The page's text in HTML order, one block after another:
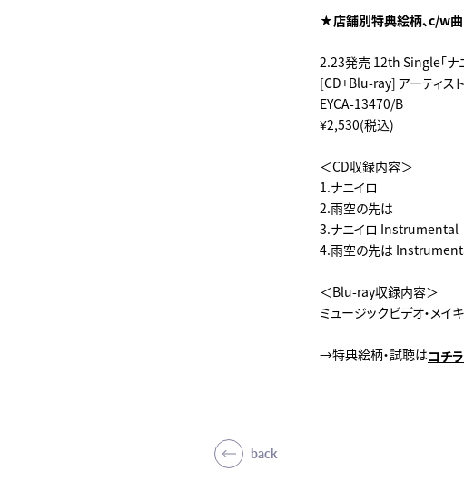
★店舗別特典絵柄、c/w曲
2.23発売 12th Single「ナ
[CD+Blu-ray] アーティス
EYCA-13470/B
¥2,530(税込)
＜CD収録内容＞
1.ナニイロ
2.雨空の先は
3.ナニイロ Instrumental
4.雨空の先は
＜Blu-ray収録内容＞
ミュージックビデオ・メイ
→特典絵柄・試聴はコチラ
back